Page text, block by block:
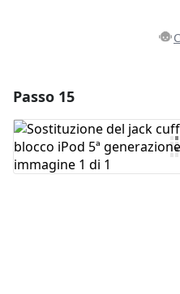
Aggiungi Commento
Passo 15